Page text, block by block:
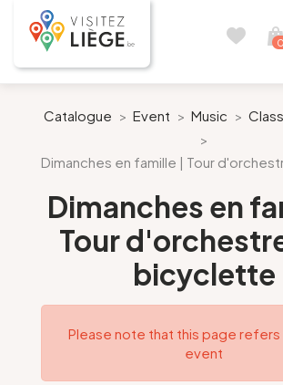
0
Like a citizen of Liège
Prepare my stay
Our suggestions
Catalogue > Event > Music >
>
Dimanches en famille | Tour
Dimanches en
Tour
bicyclette
Please note that this page refers
event